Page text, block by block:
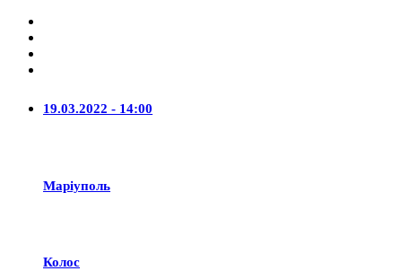
19.03.2022 - 14:00
Маріуполь
Колос